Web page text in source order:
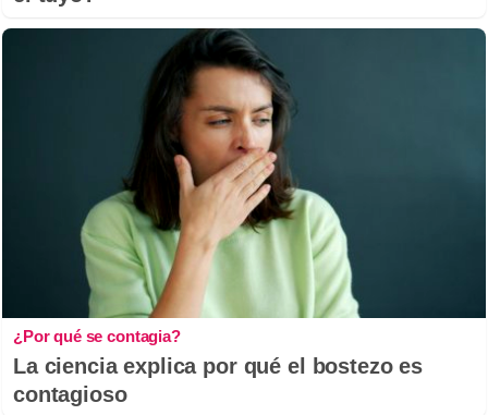
¿Por qué se contagia?
La ciencia explica por qué el bostezo es
contagioso